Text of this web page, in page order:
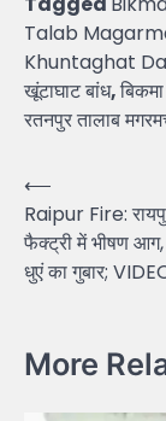
Talab
Khuntaghat
खूंटाघाट बांध,
रतनपुर तालाब
Post
navigation
⟵
Raipur Fire:
फैक्ट्री में भीषण
धुएं का गुबार;
More